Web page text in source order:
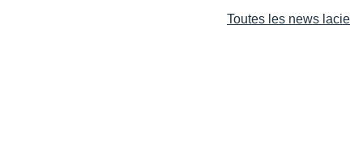
Toutes les news lacie